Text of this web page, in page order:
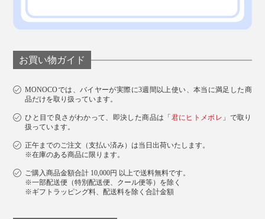
「薬用スカルプシャンプー」は、容量300ml。1回あた
り約5mlを使うとして、約2ヵ月はもつ計算です。
これからは、毎晩のお風呂や、朝のシャワー時に、
『572』シリーズで、ぜひ頭皮ケアの新習慣を。
お買い物ガイド
MONOCOでは、バイヤーが実際に3週間以上使い、本当に満足した商
品だけを取り扱っています。
ひと目で良さがわかって、即決した商品は「 君にヒトメボレ 」で取り
扱っています。
正午までのご注文（支払い済み）は当日出荷いたします。
※在庫のある商品に限ります。
ご購入商品金額合計 10,000円 以上で送料無料です。
※一部配送便（特別配送便、クール便等）を除く
※ギフトラッピング料、配送料を除く合計金額